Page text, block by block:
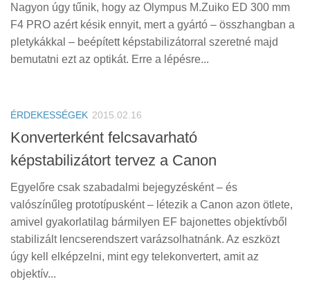
Nagyon úgy tűnik, hogy az Olympus M.Zuiko ED 300 mm
F4 PRO azért késik ennyit, mert a gyártó – összhangban a
pletykákkal – beépített képstabilizátorral szeretné majd
bemutatni ezt az optikát. Erre a lépésre...
ÉRDEKESSÉGEK 2015.02.16
Konverterként felcsavarható
képstabilizátort tervez a Canon
Egyelőre csak szabadalmi bejegyzésként – és
valószínűleg prototípusként – létezik a Canon azon ötlete,
amivel gyakorlatilag bármilyen EF bajonettes objektívből
stabilizált lencserendszert varázsolhatnánk. Az eszközt
úgy kell elképzelni, mint egy telekonvertert, amit az
objektív...